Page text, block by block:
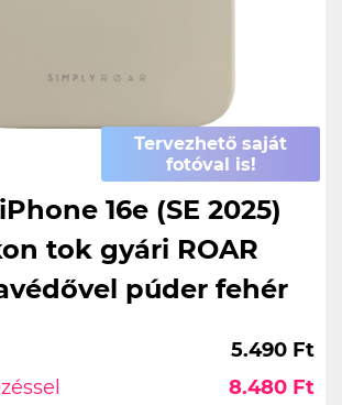
Tervezhető saját
fotóval is!
16e (SE 2025)
tok gyári ROAR
púder fehér
5.490 Ft
8.480 Ft